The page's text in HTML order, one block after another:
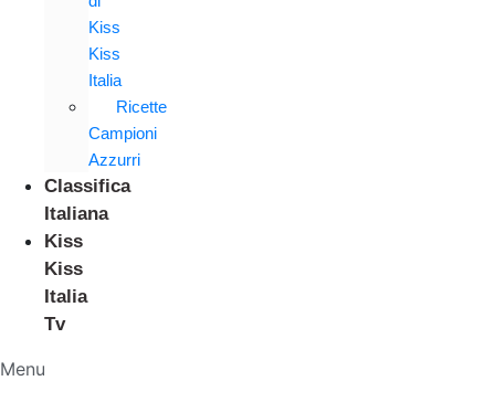
Kiss
Kiss
Italia
Ricette
Campioni
Azzurri
Classifica
Italiana
Kiss
Kiss
Italia
Tv
Menu